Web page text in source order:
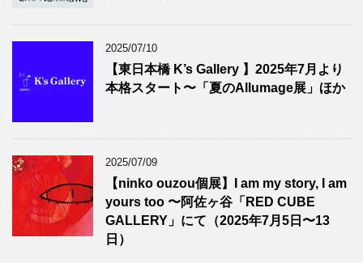
2025/07/10
【東日本橋 K’s Gallery 】2025年7月より
本格スタート〜「夏のAllumage展」ほか
2025/07/09
【ninko ouzou個展】I am my story, I am
yours too 〜阿佐ヶ谷「RED CUBE
GALLERY」にて（2025年7月5日〜13
日）